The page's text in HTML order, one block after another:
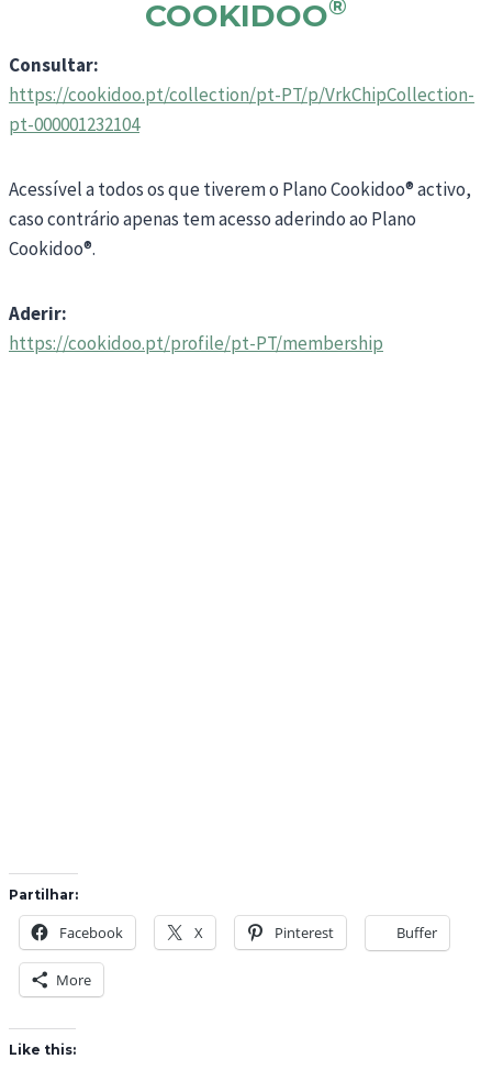
COOKIDOO®
Consultar:
https://cookidoo.pt/collection/pt-PT/p/VrkChipCollection-
pt-000001232104
Acessível a todos os que tiverem o Plano Cookidoo® activo,
caso contrário apenas tem acesso aderindo ao Plano
Cookidoo®.
Aderir:
https://cookidoo.pt/profile/pt-PT/membership
Partilhar:
Facebook X Pinterest Buffer
More
Like this: